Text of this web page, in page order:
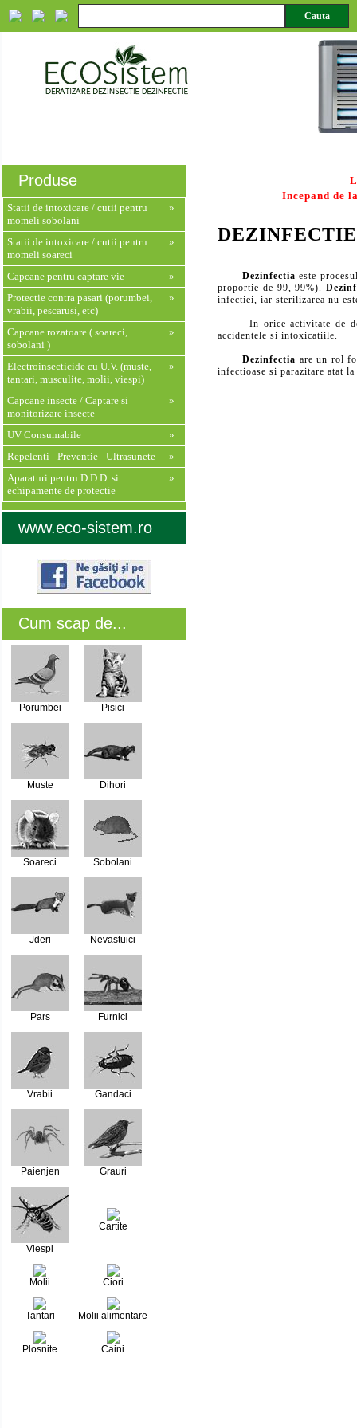
Produse
Statii de intoxicare / cutii pentru
momeli sobolani
»
Statii de intoxicare / cutii pentru
momeli soareci
»
Capcane pentru captare vie
»
Protectie contra pasari (porumbei,
vrabii, pescarusi, etc)
»
Capcane rozatoare ( soareci,
sobolani )
»
Electroinsecticide cu U.V. (muste,
tantari, musculite, molii, viespi)
»
Capcane insecte / Captare si
monitorizare insecte
»
UV Consumabile
»
Repelenti - Preventie - Ultrasunete
»
Aparaturi pentru D.D.D. si
echipamente de protectie
»
www.eco-sistem.ro
Cum scap de...
Porumbei Pisici
Muste Dihori
Soareci Sobolani
Jderi Nevastuici
Pars Furnici
Vrabii Gandaci
Paienjen Grauri
Viespi
Cartite
Molii Ciori
Tantari Molii alimentare
Plosnite Caini
Incepand de
DEZINFECTIE
Dezinfectia este
proportie de 99, 99%).
infectiei, iar sterilizarea nu
In orice activitate de
accidentele si intoxicatiile.
Dezinfectia are un rol
infectioase si parazitare atat